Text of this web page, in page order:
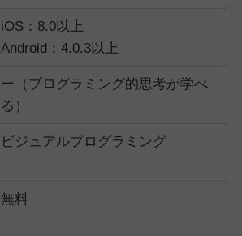
iOS：8.0以上
Android：4.0.3以上
ー（プログラミング的思考が学べ
る）
ビジュアルプログラミング
無料